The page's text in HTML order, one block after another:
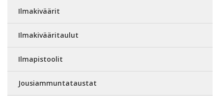
Ilmakiväärit
Ilmakivääritaulut
Ilmapistoolit
Jousiammuntataustat